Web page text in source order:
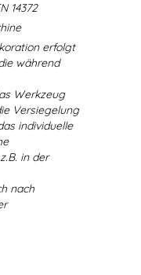
14372
erfolgt
während
Werkzeug
Versiegelung
individuelle
in der
nach